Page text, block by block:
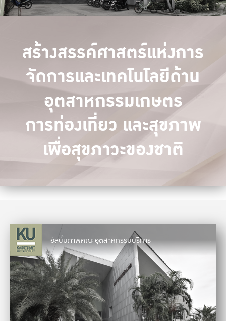
สร้างสรรค์ศาสตร์แห่งการ
จัดการและเทคโนโลยีด้าน
อุตสาหกรรมเกษตร
การท่องเที่ยว และสุขภาพ
เพื่อสุขภาวะของชาติ
อัลบั้มภาพคณะอุตสาหกรรมบริการ